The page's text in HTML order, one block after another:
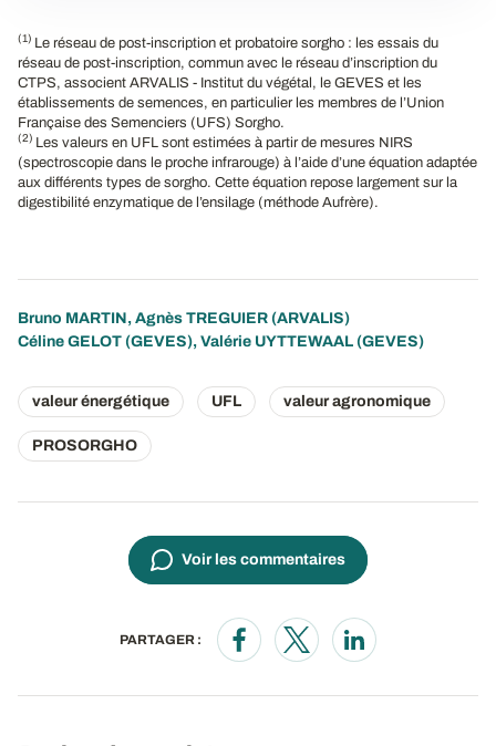
(1) Le réseau de post-inscription et probatoire sorgho : les essais du
réseau de post-inscription, commun avec le réseau d’inscription du
CTPS, associent ARVALIS - Institut du végétal, le GEVES et les
établissements de semences, en particulier les membres de l’Union
Française des Semenciers (UFS) Sorgho.
(2) Les valeurs en UFL sont estimées à partir de mesures NIRS
(spectroscopie dans le proche infrarouge) à l’aide d’une équation adaptée
aux différents types de sorgho. Cette équation repose largement sur la
digestibilité enzymatique de l’ensilage (méthode Aufrère).
Bruno MARTIN, Agnès TREGUIER (ARVALIS)
Céline GELOT (GEVES), Valérie UYTTEWAAL (GEVES)
valeur énergétique UFL valeur agronomique
PROSORGHO
Voir les commentaires
PARTAGER :
Opens in a new window
Opens in a new window
Opens in a new